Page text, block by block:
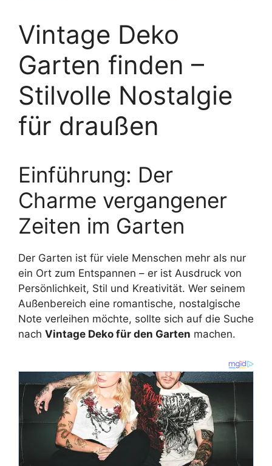
Vintage Deko
Garten finden –
Stilvolle Nostalgie
für draußen
Einführung: Der
Charme vergangener
Zeiten im Garten
Der Garten ist für viele Menschen mehr als nur
ein Ort zum Entspannen – er ist Ausdruck von
Persönlichkeit, Stil und Kreativität. Wer seinem
Außenbereich eine romantische, nostalgische
Note verleihen möchte, sollte sich auf die Suche
nach Vintage Deko für den Garten machen.